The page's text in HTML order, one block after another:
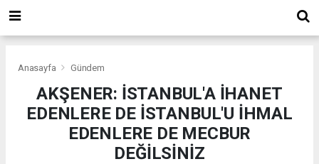
Anasayfa Gündem
AKŞENER: İSTANBUL'A İHANET
EDENLERE DE İSTANBUL'U İHMAL
EDENLERE DE MECBUR
DEĞİLSİNİZ